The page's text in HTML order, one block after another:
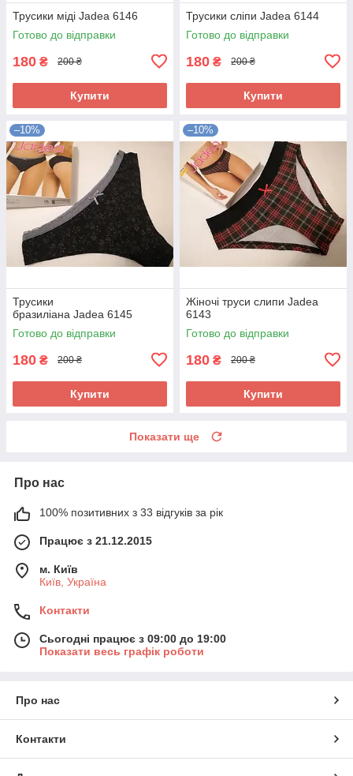
Трусики міді Jadea 6146
Готово до відправки
180 ₴ 200 ₴
Купити
Трусики сліпи Jadea 6144
Готово до відправки
180 ₴ 200 ₴
Купити
–10%
Трусики
бразиліана Jadea 6145
Готово до відправки
180 ₴ 200 ₴
Купити
–10%
Жіночі труси слипи Jadea
6143
Готово до відправки
180 ₴ 200 ₴
Купити
Показати ще
Про нас
100% позитивних з 33 відгуків за рік
Працює з 21.12.2015
м. Київ
Київ, Україна
Контакти
Сьогодні працює з 09:00 до 19:00
Показати весь графік роботи
Про нас
Контакти